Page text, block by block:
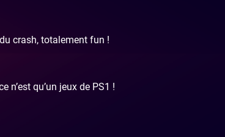
crash, totalement fun !
qu’un jeux de PS1 !